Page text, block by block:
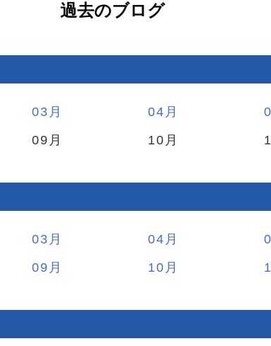
過去のブログ
03 04
09 10
03 04
09 10